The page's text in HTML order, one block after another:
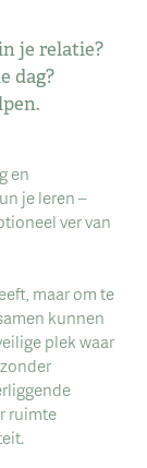
je relatie?
dag?
en
je leren –
ver van
maar om te
kunnen
plek waar
ruimte